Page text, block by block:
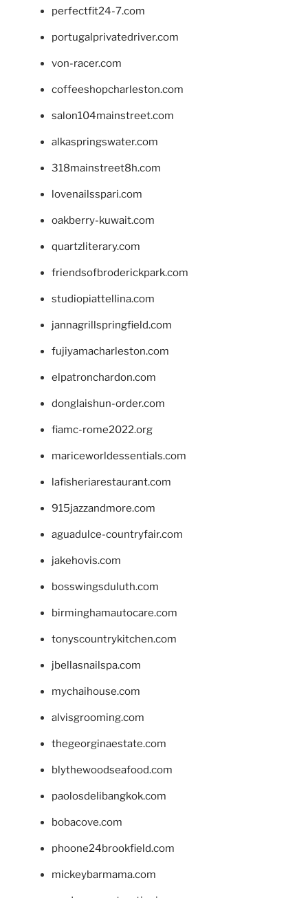
perfectfit24-7.com
portugalprivatedriver.com
von-racer.com
coffeeshopcharleston.com
salon104mainstreet.com
alkaspringswater.com
318mainstreet8h.com
lovenailsspari.com
oakberry-kuwait.com
quartzliterary.com
friendsofbroderickpark.com
studiopiattellina.com
jannagrillspringfield.com
fujiyamacharleston.com
elpatronchardon.com
donglaishun-order.com
fiamc-rome2022.org
mariceworldessentials.com
lafisheriarestaurant.com
915jazzandmore.com
aguadulce-countryfair.com
jakehovis.com
bosswingsduluth.com
birminghamautocare.com
tonyscountrykitchen.com
jbellasnailspa.com
mychaihouse.com
alvisgrooming.com
thegeorginaestate.com
blythewoodseafood.com
paolosdelibangkok.com
bobacove.com
phoone24brookfield.com
mickeybarmama.com